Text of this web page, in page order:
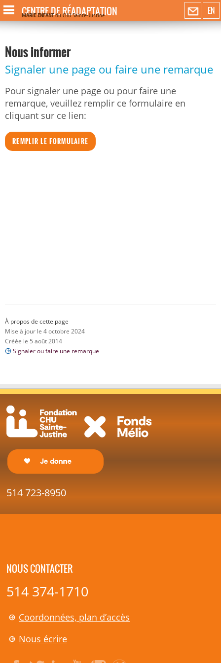
EN
CENTRE DE RÉADAPTATION
MARIE ENFANTdu CHU Sainte-Justine
Nous informer
Signaler une page ou faire une remarque
Pour signaler une page ou pour faire une
remarque, veuillez remplir ce formulaire en
cliquant sur ce lien:
REMPLIR LE FORMULAIRE
À propos de cette page
Mise à jour le 4 octobre 2024
Créée le 5 août 2014
Signaler ou faire une remarque
514 723-8950
NOUS CONTACTER
514 374-1710
Coordonnées, plan d’accès
Nous écrire